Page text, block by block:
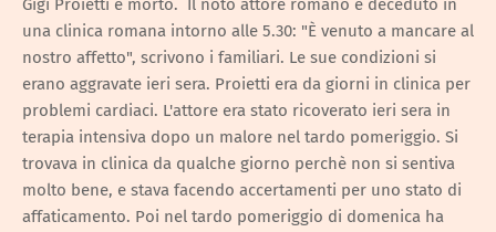
Gigi Proietti è morto. Il noto attore romano è deceduto in
una clinica romana intorno alle 5.30: "È venuto a mancare al
nostro affetto", scrivono i familiari. Le sue condizioni si
erano aggravate ieri sera. Proietti era da giorni in clinica per
problemi cardiaci. L'attore era stato ricoverato ieri sera in
terapia intensiva dopo un malore nel tardo pomeriggio. Si
trovava in clinica da qualche giorno perchè non si sentiva
molto bene, e stava facendo accertamenti per uno stato di
affaticamento. Poi nel tardo pomeriggio di domenica ha